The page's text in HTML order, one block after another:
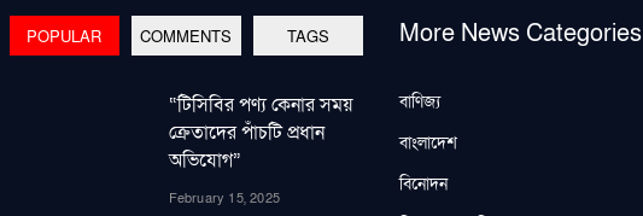
POPULAR COMMENTS TAGS
“টিসিবির পণ্য কেনার সময়
ক্রেতাদের পাঁচটি প্রধান
অভিযোগ”
February 15, 2025
More News Categories
বাণিজ্য
বাংলাদেশ
বিনোদন